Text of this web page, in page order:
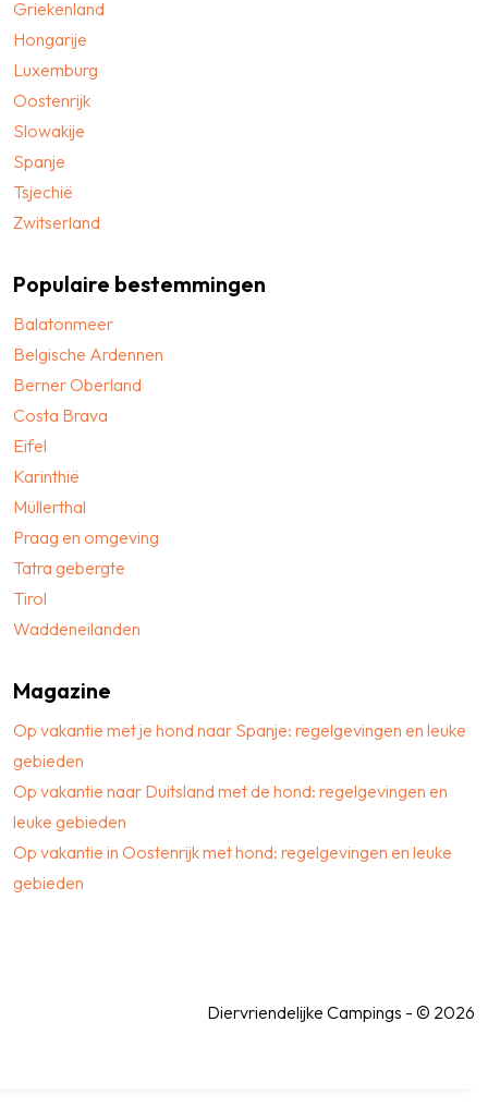
Griekenland
Hongarije
Luxemburg
Oostenrijk
Slowakije
Spanje
Tsjechië
Zwitserland
Populaire bestemmingen
Balatonmeer
Belgische Ardennen
Berner Oberland
Costa Brava
Eifel
Karinthië
Müllerthal
Praag en omgeving
Tatra gebergte
Tirol
Waddeneilanden
Magazine
Op vakantie met je hond naar Spanje: regelgevingen en leuke
gebieden
Op vakantie naar Duitsland met de hond: regelgevingen en
leuke gebieden
Op vakantie in Oostenrijk met hond: regelgevingen en leuke
gebieden
Diervriendelijke Campings - © 2026